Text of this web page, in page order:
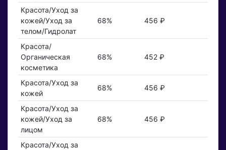
Красота/Уход за
кожей/Уход за
телом/Гидролат
68% 456 ₽
Красота/
Органическая
косметика
68% 452 ₽
Красота/Уход за
кожей
68% 456 ₽
Красота/Уход за
кожей/Уход за
лицом
68% 456 ₽
Красота/Уход за